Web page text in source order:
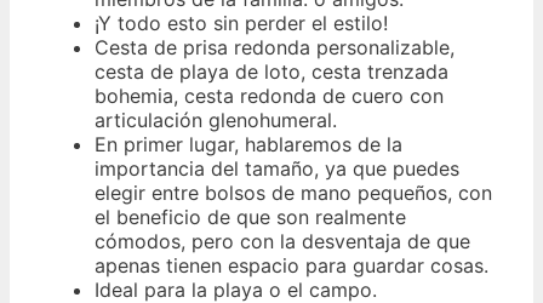
¡Y todo esto sin perder el estilo!
Cesta de prisa redonda personalizable,
cesta de playa de loto, cesta trenzada
bohemia, cesta redonda de cuero con
articulación glenohumeral.
En primer lugar, hablaremos de la
importancia del tamaño, ya que puedes
elegir entre bolsos de mano pequeños, con
el beneficio de que son realmente
cómodos, pero con la desventaja de que
apenas tienen espacio para guardar cosas.
Ideal para la playa o el campo.